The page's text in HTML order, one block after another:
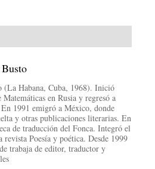
(La Habana, Cuba, 1968). Inició
en Rusia y regresó a
1991 emigró a México, donde
y otras publicaciones literarias. En
de traducción del Fonca. Integró el
revista Poesía y poética. Desde 1999
trabaja de editor, traductor y